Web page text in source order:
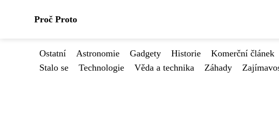
Proč Proto
Ostatní Astronomie Gadgety Historie Komerční článek
Stalo se
Technologie Věda a technika Záhady